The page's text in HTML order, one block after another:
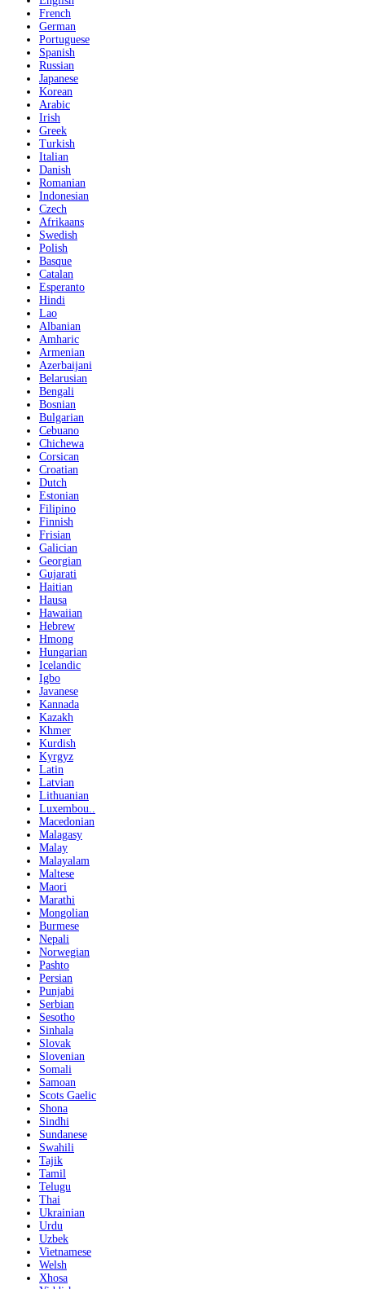
French
German
Portuguese
Spanish
Russian
Japanese
Korean
Arabic
Irish
Greek
Turkish
Italian
Danish
Romanian
Indonesian
Czech
Afrikaans
Swedish
Polish
Basque
Catalan
Esperanto
Hindi
Lao
Albanian
Amharic
Armenian
Azerbaijani
Belarusian
Bengali
Bosnian
Bulgarian
Cebuano
Chichewa
Corsican
Croatian
Dutch
Estonian
Filipino
Finnish
Frisian
Galician
Georgian
Gujarati
Haitian
Hausa
Hawaiian
Hebrew
Hmong
Hungarian
Icelandic
Igbo
Javanese
Kannada
Kazakh
Khmer
Kurdish
Kyrgyz
Latin
Latvian
Lithuanian
Luxembou..
Macedonian
Malagasy
Malay
Malayalam
Maltese
Maori
Marathi
Mongolian
Burmese
Nepali
Norwegian
Pashto
Persian
Punjabi
Serbian
Sesotho
Sinhala
Slovak
Slovenian
Somali
Samoan
Scots Gaelic
Shona
Sindhi
Sundanese
Swahili
Tajik
Tamil
Telugu
Thai
Ukrainian
Urdu
Uzbek
Vietnamese
Welsh
Xhosa